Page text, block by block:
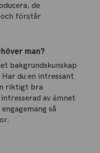
de
och förstår
man?
bakgrundskunskap
du en intressant
riktigt bra
av ämnet
så